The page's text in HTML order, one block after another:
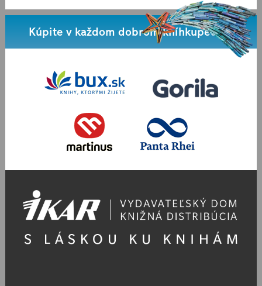
Kúpite v každom dobrom kníhkupectve